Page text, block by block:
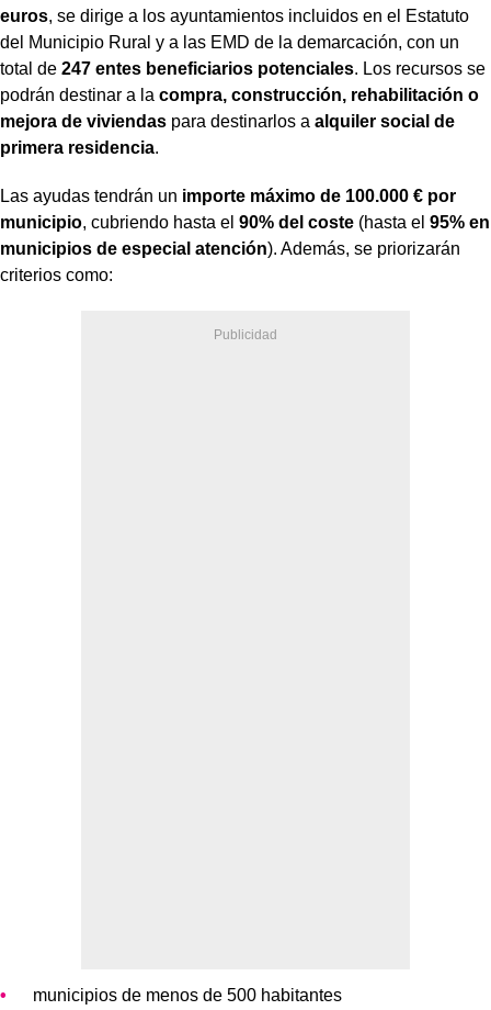
euros, se dirige a los ayuntamientos incluidos en el Estatuto
del Municipio Rural y a las EMD de la demarcación, con un
total de 247 entes beneficiarios potenciales. Los recursos se
podrán destinar a la compra, construcción, rehabilitación o
mejora de viviendas para destinarlos a alquiler social de
primera residencia.
Las ayudas tendrán un importe máximo de 100.000 € por
municipio, cubriendo hasta el 90% del coste (hasta el 95% en
municipios de especial atención). Además, se priorizarán
criterios como:
municipios de menos de 500 habitantes